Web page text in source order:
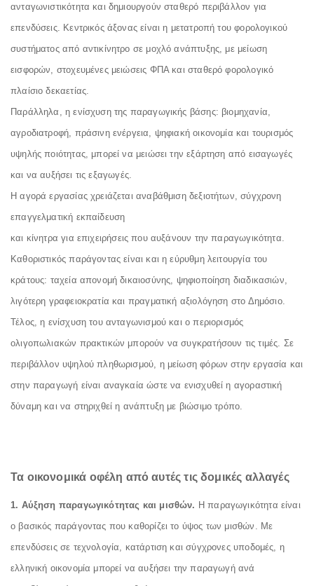
ανταγωνιστικότητα και δημιουργούν σταθερό περιβάλλον για
επενδύσεις. Κεντρικός άξονας είναι η μετατροπή του φορολογικού
συστήματος από αντικίνητρο σε μοχλό ανάπτυξης, με μείωση
εισφορών, στοχευμένες μειώσεις ΦΠΑ και σταθερό φορολογικό
πλαίσιο δεκαετίας.
Παράλληλα, η ενίσχυση της παραγωγικής βάσης: βιομηχανία,
αγροδιατροφή, πράσινη ενέργεια, ψηφιακή οικονομία και τουρισμός
υψηλής ποιότητας, μπορεί να μειώσει την εξάρτηση από εισαγωγές
και να αυξήσει τις εξαγωγές.
Η αγορά εργασίας χρειάζεται αναβάθμιση δεξιοτήτων, σύγχρονη
επαγγελματική εκπαίδευση
και κίνητρα για επιχειρήσεις που αυξάνουν την παραγωγικότητα.
Καθοριστικός παράγοντας είναι και η εύρυθμη λειτουργία του
κράτους: ταχεία απονομή δικαιοσύνης, ψηφιοποίηση διαδικασιών,
λιγότερη γραφειοκρατία και πραγματική αξιολόγηση στο Δημόσιο.
Τέλος, η ενίσχυση του ανταγωνισμού και ο περιορισμός
ολιγοπωλιακών πρακτικών μπορούν να συγκρατήσουν τις τιμές. Σε
περιβάλλον υψηλού πληθωρισμού, η μείωση φόρων στην εργασία και
στην παραγωγή είναι αναγκαία ώστε να ενισχυθεί η αγοραστική
δύναμη και να στηριχθεί η ανάπτυξη με βιώσιμο τρόπο.
Τα οικονομικά οφέλη από αυτές τις δομικές αλλαγές
1. Αύξηση παραγωγικότητας και μισθών. Η παραγωγικότητα είναι
ο βασικός παράγοντας που καθορίζει το ύψος των μισθών. Με
επενδύσεις σε τεχνολογία, κατάρτιση και σύγχρονες υποδομές, η
ελληνική οικονομία μπορεί να αυξήσει την παραγωγή ανά